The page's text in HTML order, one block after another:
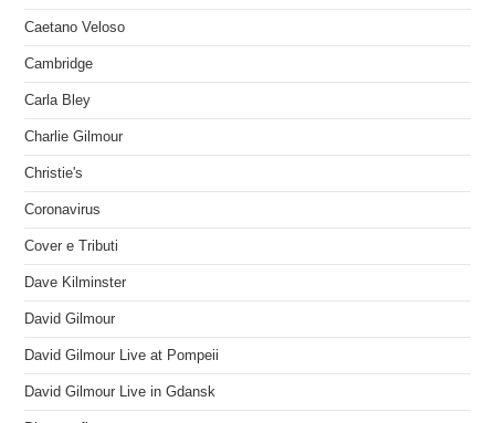
Caetano Veloso
Cambridge
Carla Bley
Charlie Gilmour
Christie's
Coronavirus
Cover e Tributi
Dave Kilminster
David Gilmour
David Gilmour Live at Pompeii
David Gilmour Live in Gdansk